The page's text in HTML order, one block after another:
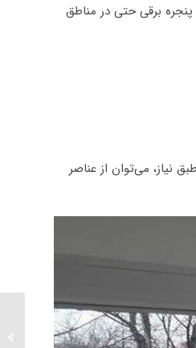
برقی حتی در مناطق
نیاز، می‌توان از عناصر